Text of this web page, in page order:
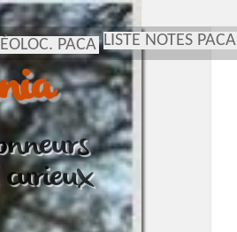
PACA LISTE NOTES PACA
curieux